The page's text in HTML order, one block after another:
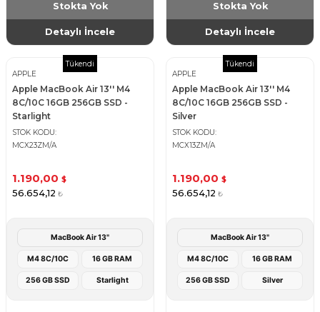
Stokta Yok
Detaylı İncele
Stokta Yok
Detaylı İncele
Tükendi
APPLE
Apple MacBook Air 13'' M4
8C/10C 16GB 256GB SSD -
Starlight
STOK KODU
MCX23ZM/A
1.190,00 $
56.654,12 ₺
MacBook Air 13"
M4 8C/10C 16 GB RAM
256 GB SSD Starlight
Tükendi
APPLE
Apple MacBook Air 13'' M4
8C/10C 16GB 256GB SSD -
Silver
STOK KODU
MCX13ZM/A
1.190,00 $
56.654,12 ₺
MacBook Air 13"
M4 8C/10C 16 GB RAM
256 GB SSD Silver